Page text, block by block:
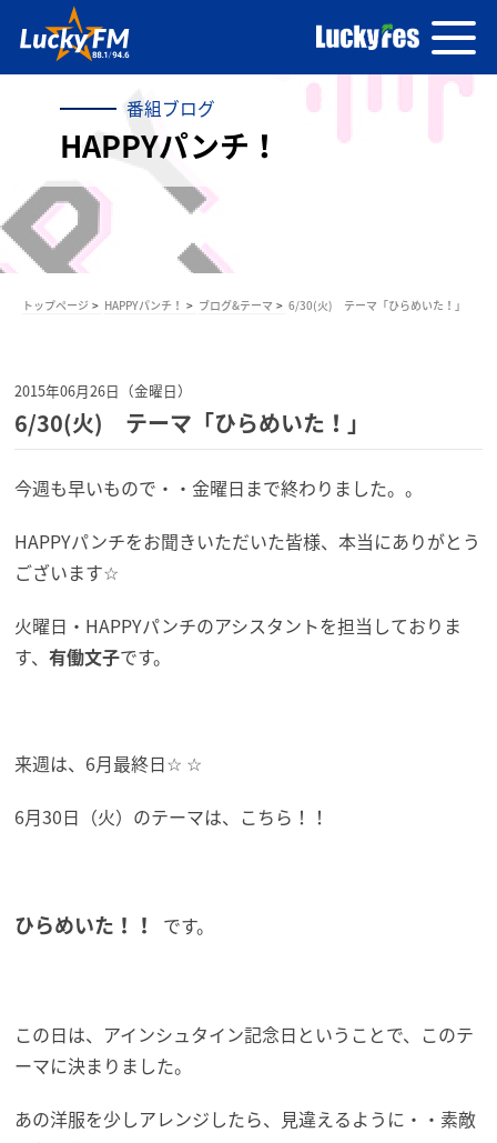
番組ブログ
HAPPYパンチ！
トップページ HAPPYパンチ！ ブログ&テーマ 6/30(火) テーマ「ひらめいた！」
2015年06月26日（金曜日）
6/30(火) テーマ「ひらめいた！」
今週も早いもので・・金曜日まで終わりました。。
HAPPYパンチをお聞きいただいた皆様、本当にありがとう
ございます☆
火曜日・HAPPYパンチのアシスタントを担当しておりま
す、有働文子です。
来週は、6月最終日☆ ☆
6月30日（火）のテーマは、こちら！！
ひらめいた！！ です。
この日は、アインシュタイン記念日ということで、このテ
ーマに決まりました。
あの洋服を少しアレンジしたら、見違えるように・・素敵